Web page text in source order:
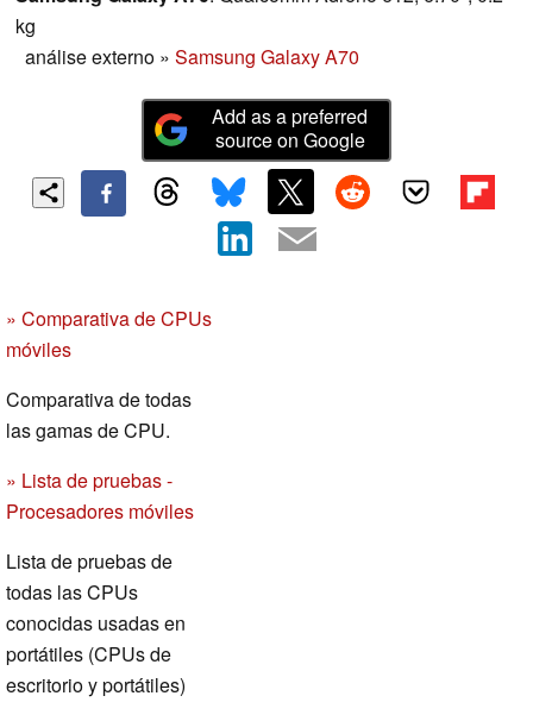
kg
análise externo » Samsung Galaxy A70
Add as a preferred
source on Google
» Comparativa de CPUs
móviles
Comparativa de todas
las gamas de CPU.
» Lista de pruebas -
Procesadores móviles
Lista de pruebas de
todas las CPUs
conocidas usadas en
portátiles (CPUs de
escritorio y portátiles)